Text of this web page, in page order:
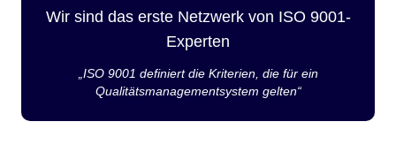
Wir sind das erste Netzwerk von ISO 9001-
Experten
„ISO 9001 definiert die Kriterien, die für ein
Qualitätsmanagementsystem gelten“